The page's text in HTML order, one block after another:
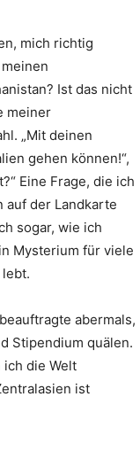
mich richtig
Ist das nicht
meiner
„Mit deinen
gehen können!“,
Eine Frage, die ich
auf der Landkarte
sogar, wie ich
Mysterium für viele
abermals,
Stipendium quälen.
ich die Welt
ist